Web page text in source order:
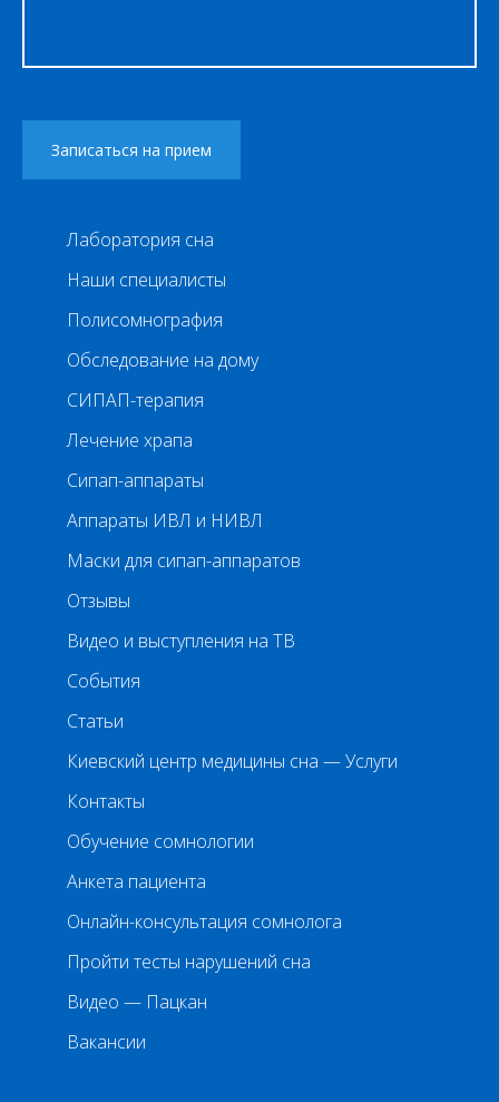
Лаборатория сна
Наши специалисты
Полисомнография
Обследование на дому
СИПАП-терапия
Лечение храпа
Сипап-аппараты
Аппараты ИВЛ и НИВЛ
Маски для сипап-аппаратов
Отзывы
Видео и выступления на ТВ
События
Статьи
Киевский центр медицины сна — Услуги
Контакты
Обучение сомнологии
Анкета пациента
Онлайн-консультация сомнолога
Пройти тесты нарушений сна
Видео — Пацкан
Вакансии